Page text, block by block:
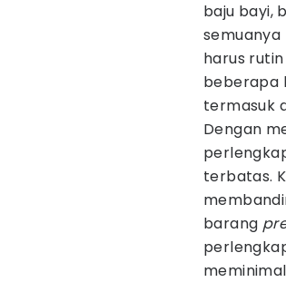
baju bayi,
harus
beberapa
termasuk
Dengan
terbatas.
barang